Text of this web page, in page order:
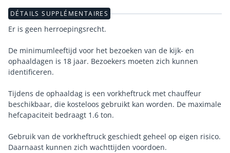
DÉTAILS SUPPLÉMENTAIRES
Er is geen herroepingsrecht.
De minimumleeftijd voor het bezoeken van de kijk- en
ophaaldagen is 18 jaar. Bezoekers moeten zich kunnen
identificeren.
Tijdens de ophaaldag is een vorkheftruck met chauffeur
beschikbaar, die kosteloos gebruikt kan worden. De maximale
hefcapaciteit bedraagt 1.6 ton.
Gebruik van de vorkheftruck geschiedt geheel op eigen risico.
Daarnaast kunnen zich wachttijden voordoen.